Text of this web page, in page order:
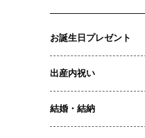
お誕生日プレゼント
出産内祝い
結婚・結納